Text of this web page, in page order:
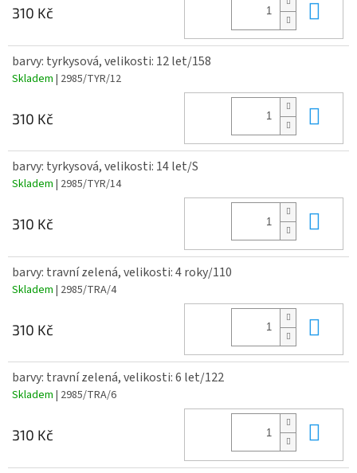
310 Kč
barvy: tyrkysová, velikosti: 12 let/158
Skladem | 2985/TYR/12
310 Kč
barvy: tyrkysová, velikosti: 14 let/S
Skladem | 2985/TYR/14
310 Kč
barvy: travní zelená, velikosti: 4 roky/110
Skladem | 2985/TRA/4
310 Kč
barvy: travní zelená, velikosti: 6 let/122
Skladem | 2985/TRA/6
310 Kč